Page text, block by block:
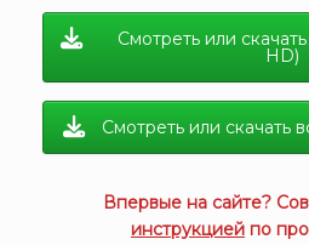
Смотреть или
HD)
Смотреть или скачать
Впервые на сайте?
инструкцией по